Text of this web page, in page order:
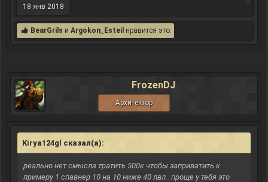
18 янв 2018
BearGrils и Argokon_Esteil нравится это.
FrozenDJ
Архитектор
Kirya124gl сказал(а):
реально нет смысла тратить 500к чтобы заприватить к
примеру 1 спавнер 10 на 10 ниже 40 лвл.. проще у тебя это